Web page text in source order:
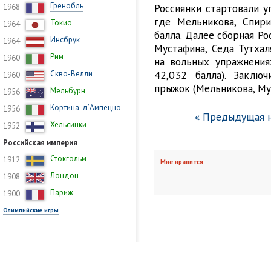
1968
Гренобль
1964
Токио
1964
Инсбрук
1960
Рим
1960
Скво-Велли
1956
Мельбурн
1956
Кортина-д’Ампеццо
1952
Хельсинки
Российская империя
1912
Стокгольм
1908
Лондон
1900
Париж
Олимпийские игры
Россиянки стартовали
где Мельникова,
балла. Далее сборная
Мустафина, Седа
на вольных
42,032 балла).
прыжок (Мельникова,
« Предыдущая
Мне нравится